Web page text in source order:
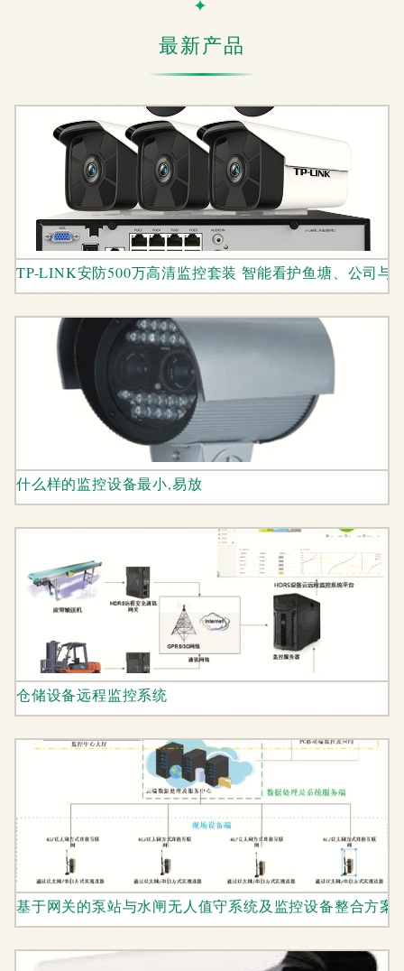
最新产品
TP-LINK安防500万高清监控套装 智能看护鱼塘、公司与
什么样的监控设备最小,易放
仓储设备远程监控系统
基于网关的泵站与水闸无人值守系统及监控设备整合方案